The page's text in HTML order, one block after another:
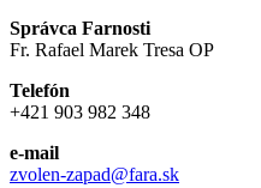
Správca Farnosti
Fr. Rafael Marek Tresa OP
Telefón
+421 903 982 348
e-mail
zvolen-zapad@fara.sk